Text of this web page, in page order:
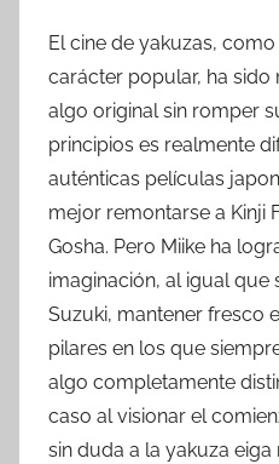
El cine de yakuzas,
carácter popular, ha
algo original sin romper
principios es realmente
auténticas películas
mejor remontarse a Kinji
Gosha. Pero Miike ha
imaginación, al igual que
Suzuki, mantener fresco
pilares en los que
algo completamente
caso al visionar el
sin duda a la yakuza